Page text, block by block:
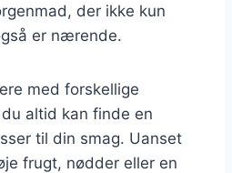
der ikke kun
er nærende.
med forskellige
altid kan finde en
til din smag. Uanset
frugt, nødder eller en